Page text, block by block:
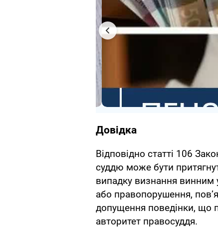
Довідка
Відповідно статті 106
суддю може бути
випадку визнання винним
або правопорушення,
допущення поведінки, що
авторитет правосуддя.